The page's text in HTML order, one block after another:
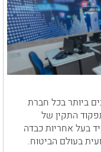
ביותר בכל חברת
התקין של
בעל אחריות כבדה
בעולם הביטוח.